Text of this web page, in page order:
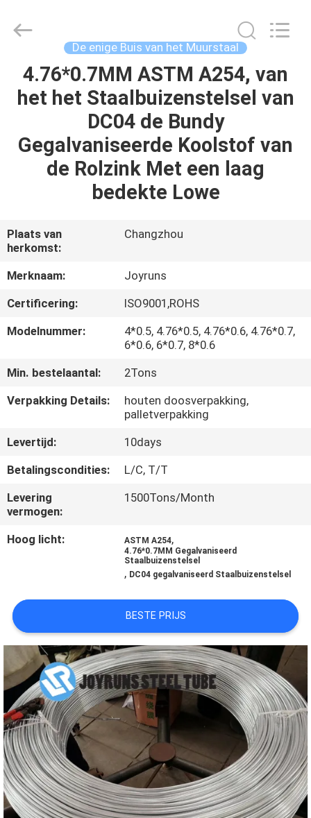
HUIS
PRODUCTEN
ONGEVEER
FABRIEKSREIS
KWALITEITSCONTROLE
CONTACTEER
ONS
VERZOEK
OM
CITAAT
SITEMAP
PRIVACYBELEID
Joyruns
Steel
Reserved.
De enige Buis van het Muurstaal
4.76*0.7MM ASTM A254, van
het het Staalbuizenstelsel van
DC04 de Bundy
Gegalvaniseerde Koolstof van
de Rolzink Met een laag
bedekte Lowe
Plaats van
herkomst:
Changzhou
Merknaam:
Joyruns
Certificering:
ISO9001,ROHS
Modelnummer:
4*0.5, 4.76*0.5, 4.76*0.6, 4.76*0.7,
6*0.6, 6*0.7, 8*0.6
Min. bestelaantal:
2Tons
Verpakking Details:
houten doosverpakking,
palletverpakking
Levertijd:
10days
Betalingscondities:
L/C, T/T
Levering
vermogen:
1500Tons/Month
Hoog licht: ASTM A254,
4.76*0.7MM Gegalvaniseerd
Staalbuizenstelsel
, DC04 gegalvaniseerd Staalbuizenstelsel
BESTE PRIJS